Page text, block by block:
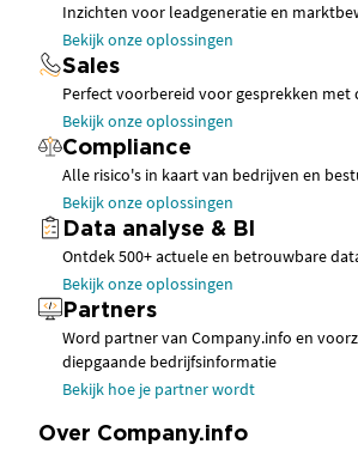
Inzichten voor leadgeneratie en
Bekijk onze oplossingen
Sales
Perfect voorbereid voor gesprekken met
Bekijk onze oplossingen
Compliance
Alle risico's in kaart van bedrijven en
Bekijk onze oplossingen
Data analyse & BI
Ontdek 500+ actuele en betrouwbare
Bekijk onze oplossingen
Partners
Word partner van Company.info en
diepgaande bedrijfsinformatie
Bekijk hoe je partner wordt
Over Company.info